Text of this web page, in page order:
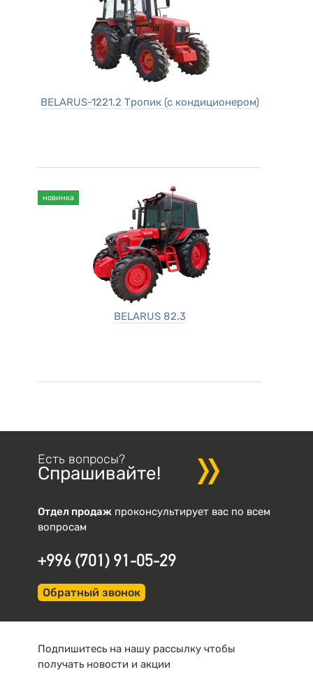
BELARUS-1221.2 Тропик (с кондиционером)
BELARUS 82.3
новинка
Есть вопросы?
Спрашивайте!
Отдел продаж проконсультирует вас по всем
вопросам
+996 (701) 91-05-29
Обратный звонок
Подпишитесь на нашу рассылку чтобы
получать новости и акции